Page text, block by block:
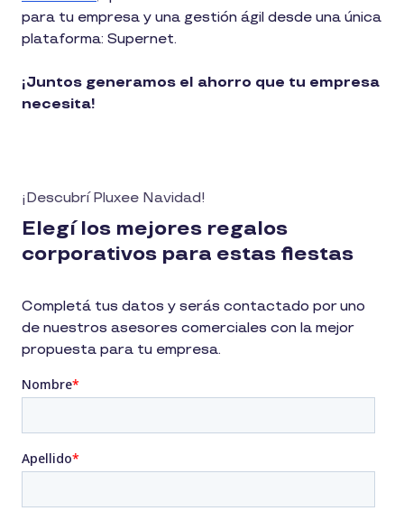
para tu empresa y una gestión ágil desde una única
plataforma: Supernet.
¡Juntos generamos el ahorro que tu empresa
necesita!
¡Descubrí Pluxee Navidad!
Elegí los mejores regalos
corporativos para estas fiestas
Completá tus datos y serás contactado por uno
de nuestros asesores comerciales con la mejor
propuesta para tu empresa.